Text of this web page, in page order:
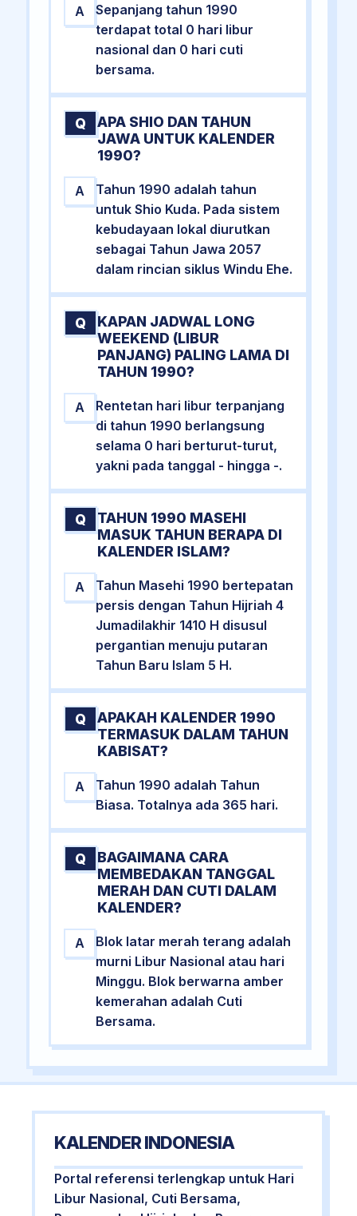
A
Sepanjang tahun 1990
terdapat total 0 hari libur
nasional dan 0 hari cuti
bersama.
Q
APA SHIO DAN TAHUN
JAWA UNTUK KALENDER
1990?
A
Tahun 1990 adalah tahun
untuk Shio Kuda. Pada sistem
kebudayaan lokal diurutkan
sebagai Tahun Jawa 2057
dalam rincian siklus Windu Ehe.
Q
KAPAN JADWAL LONG
WEEKEND (LIBUR
PANJANG) PALING LAMA DI
TAHUN 1990?
A
Rentetan hari libur terpanjang
di tahun 1990 berlangsung
selama 0 hari berturut-turut,
yakni pada tanggal - hingga -.
Q
TAHUN 1990 MASEHI
MASUK TAHUN BERAPA DI
KALENDER ISLAM?
A
Tahun Masehi 1990 bertepatan
persis dengan Tahun Hijriah 4
Jumadilakhir 1410 H disusul
pergantian menuju putaran
Tahun Baru Islam 5 H.
Q
APAKAH KALENDER 1990
TERMASUK DALAM TAHUN
KABISAT?
A
Tahun 1990 adalah Tahun
Biasa. Totalnya ada 365 hari.
Q
BAGAIMANA CARA
MEMBEDAKAN TANGGAL
MERAH DAN CUTI DALAM
KALENDER?
A
Blok latar merah terang adalah
murni Libur Nasional atau hari
Minggu. Blok berwarna amber
kemerahan adalah Cuti
Bersama.
KALENDER INDONESIA
Portal referensi terlengkap untuk Hari
Libur Nasional, Cuti Bersama,